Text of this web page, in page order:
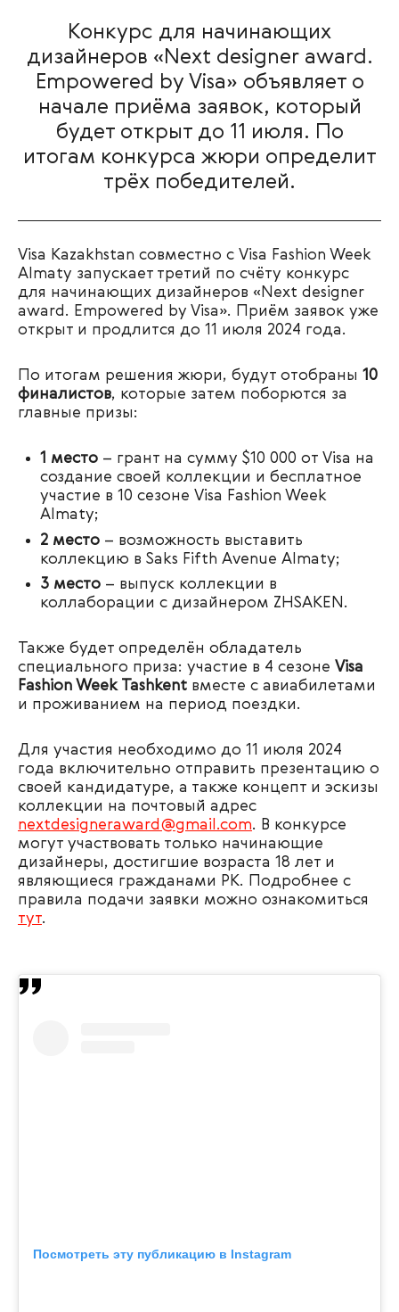
Конкурс для начинающих
дизайнеров «Next designer award.
Empowered by Visa» объявляет о
начале приёма заявок, который
будет открыт до 11 июля. По
итогам конкурса жюри определит
трёх победителей.
Visa Kazakhstan совместно с Visa Fashion Week
Almaty запускает третий по счёту конкурс
для начинающих дизайнеров «Next designer
award. Empowered by Visa». Приём заявок уже
открыт и продлится до 11 июля 2024 года.
По итогам решения жюри, будут отобраны 10
финалистов, которые затем поборются за
главные призы:
1 место – грант на сумму $10 000 от Visa на
создание своей коллекции и бесплатное
участие в 10 сезоне Visa Fashion Week
Almaty;
2 место – возможность выставить
коллекцию в Saks Fifth Avenue Almaty;
3 место – выпуск коллекции в
коллаборации с дизайнером ZHSAKEN.
Также будет определён обладатель
специального приза: участие в 4 сезоне Visa
Fashion Week Tashkent вместе с авиабилетами
и проживанием на период поездки.
Для участия необходимо до 11 июля 2024
года включительно отправить презентацию о
своей кандидатуре, а также концепт и эскизы
коллекции на почтовый адрес
nextdesigneraward@gmail.com. В конкурсе
могут участвовать только начинающие
дизайнеры, достигшие возраста 18 лет и
являющиеся гражданами РК. Подробнее с
правила подачи заявки можно ознакомиться
тут.
Посмотреть эту публикацию в Instagram